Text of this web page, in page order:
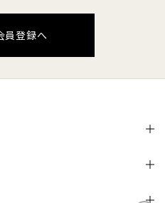
員登録へ